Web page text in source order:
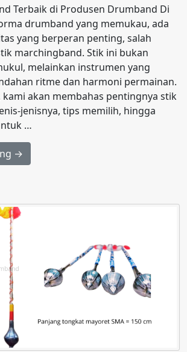
Terbaik di Produsen Drumband Di
drumband yang memukau, ada
yang berperan penting, salah
marchingband. Stik ini bukan
melainkan instrumen yang
ritme dan harmoni permainan.
akan membahas pentingnya stik
jenisnya, tips memilih, hingga
…
→